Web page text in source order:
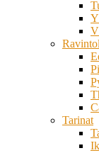
Tarinat